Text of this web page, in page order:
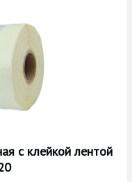
с клейкой лентой